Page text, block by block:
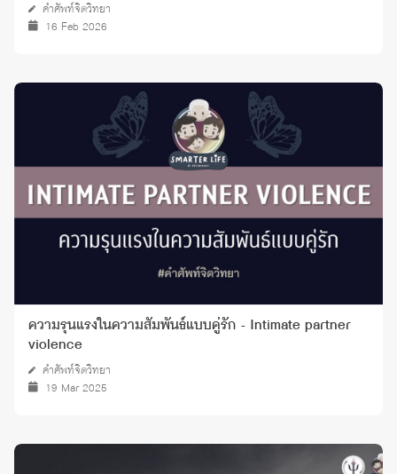
คำศัพท์จิตวิทยา
16 Feb 2026
ความรุนแรงในความสัมพันธ์แบบคู่รัก - Intimate partner
violence
คำศัพท์จิตวิทยา
19 Mar 2025